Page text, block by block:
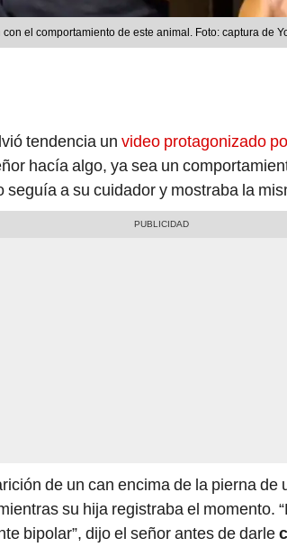
el comportamiento de este animal. Foto: captura de
tendencia un video protagonizado
hacía algo, ya sea un
seguía a su cuidador y mostraba la
de un can encima de la pierna de
su hija registraba el momento.
bipolar”, dijo el señor antes de darle